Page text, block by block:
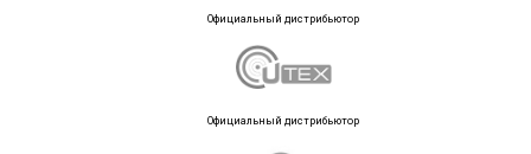
Официальный дистрибьютор
Официальный дистрибьютор